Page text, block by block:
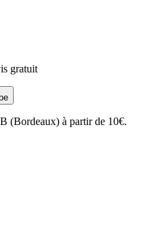
gratuit
(Bordeaux) à partir de 10€.